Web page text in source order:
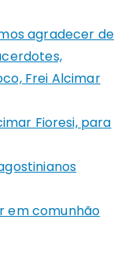
agradecer de
Frei Alcimar
Fioresi, para
em comunhão